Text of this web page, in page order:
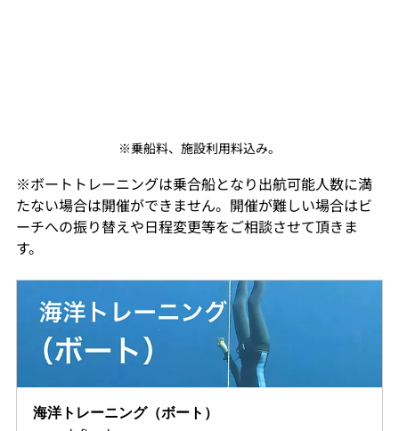
※乗船料、施設利用料込み。
※ボートトレーニングは乗合船となり出航可能人数に満
たない場合は開催ができません。開催が難しい場合はビ
ーチへの振り替えや日程変更等をご相談させて頂きま
す。
海洋トレーニング（ボート）